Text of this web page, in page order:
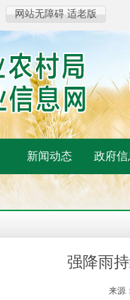
网站无障碍 适老版
新闻动态 政府
强降雨
来源